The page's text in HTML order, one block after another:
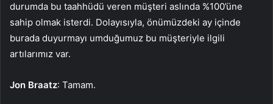
durumda bu taahhüdü veren müşteri aslında %100’üne
sahip olmak isterdi. Dolayısıyla, önümüzdeki ay içinde
burada duyurmayı umduğumuz bu müşteriyle ilgili
artılarımız var.
Jon Braatz: Tamam.